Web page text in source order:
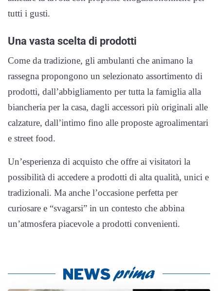
tutti i gusti.
Una vasta scelta di prodotti
Come da tradizione, gli ambulanti che animano la
rassegna propongono un selezionato assortimento di
prodotti, dall’abbigliamento per tutta la famiglia alla
biancheria per la casa, dagli accessori più originali alle
calzature, dall’intimo fino alle proposte agroalimentari
e street food.
Un’esperienza di acquisto che offre ai visitatori la
possibilità di accedere a prodotti di alta qualità, unici e
tradizionali. Ma anche l’occasione perfetta per
curiosare e “svagarsi” in un contesto che abbina
un’atmosfera piacevole a prodotti convenienti.